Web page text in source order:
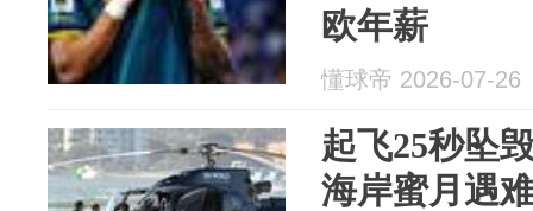
欧年薪
懂球帝 2026-07-26
起飞25秒坠
海岸蜜月遇